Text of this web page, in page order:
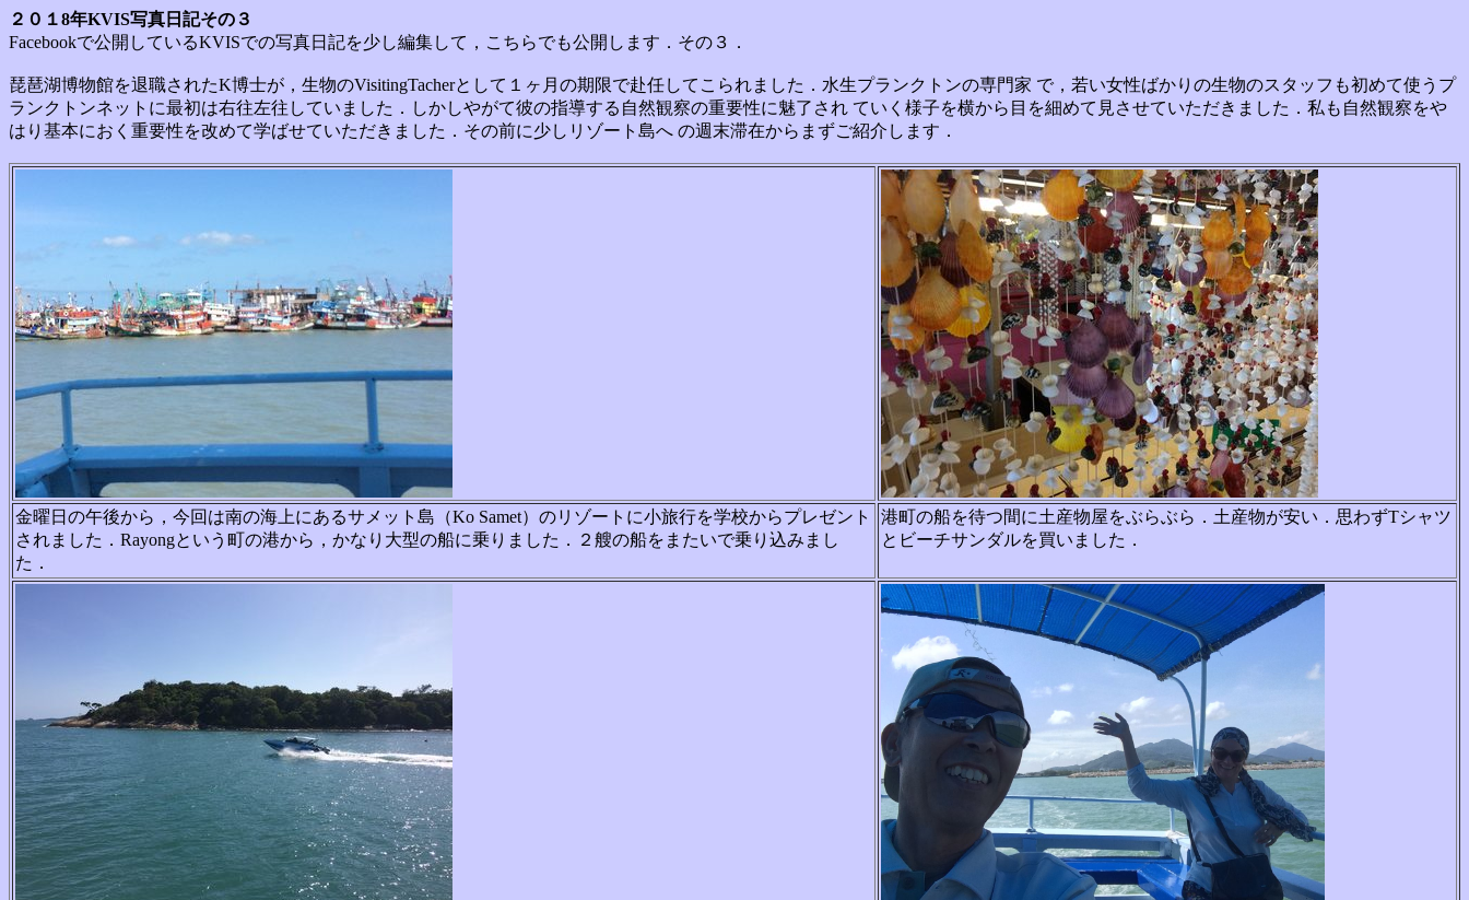
２０１8年KVIS写真日記その ３
Facebookで公開しているKVISでの写真日記を少し編集して，こちらでも公開します．その３．
琵琶湖博物館を退職されたK博士が，生物のVisitingTacherとして１ヶ月の期限で赴任してこられました．水生プランクトンの専門家 で，若い女性ばかりの生物のスタッフも初めて使うプ
ランクトンネットに最初は右往左往していました．しかしやがて彼の指導する自然観察の重要性に魅了され ていく様子を横から目を細めて見させていただきました．私も自然観察をや
はり基本におく重要性を改めて学ばせていただきました．その前に少しリゾート島へ の週末滞在からまずご紹介します．
金曜日の午後から，今回は南の海上にあるサメット島（Ko Samet）のリゾートに小旅行を学校からプレゼント
されました．Rayongという町の港から，かなり大型の船に乗りま した．２艘の船をまたいで乗り込みまし
た．
港町の船を待つ間に土産物屋をぶらぶら．土産物が安い．思わずTシャツ
とビーチサンダルを買いました．